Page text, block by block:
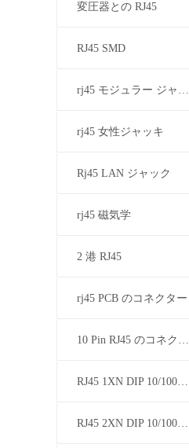
変圧器との RJ45
RJ45 SMD
rj45 モジュラー ジャック
rj45 女性ジャッキ
Rj45 LAN ジャック
rj45 磁気学
2 港 RJ45
rj45 PCB のコネクター
10 Pin RJ45 のコネクター
RJ45 1XN DIP 10/100/1000Mベース-T トランスフォーマーシリーズ
RJ45 2XN DIP 10/100/1000Mベース-T トランスフォーマーシリーズ